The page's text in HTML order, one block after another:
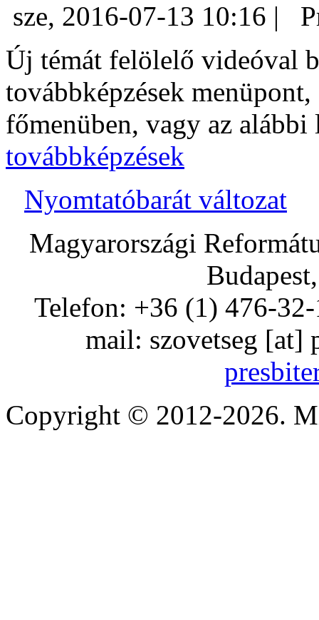
sze, 2016-07-13 10:16 |
Új témát felölelő videóval
továbbképzések
főmenüben, vagy az
továbbképzések
Nyomtatóbarát változat
Magyarországi
Telefon: +36 (1) 476-
mail: szovetseg [at]
Copyright © 2012-2026.